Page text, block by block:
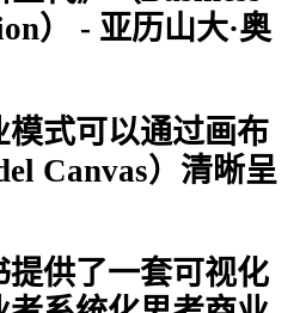
） - 亚历山大·奥
式可以通过画布
Canvas）清晰呈
供了一套可视化